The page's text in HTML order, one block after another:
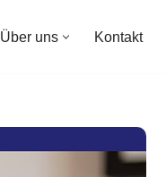
Über uns Kontakt